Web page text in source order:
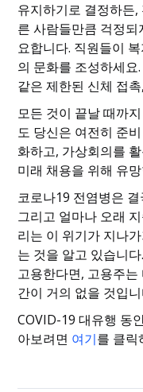
유지하기로 결정하든
른 사람들만큼 걱정
요합니다. 직원들이
의 문화를 조성하세
같은 제한된 신체 접
모든 것이 끝날 때까
도 당신은 여전히 준
화하고, 가상회의를
미래 채용을 위해 유
코로나19 전염병은
그리고 얼마나 오래
리는 이 위기가 지나
는 것을 알고 있습니
고용한다면, 고용주
간이 거의 없을 것입
COVID-19 대유행 동
아보려면 여기를 클릭